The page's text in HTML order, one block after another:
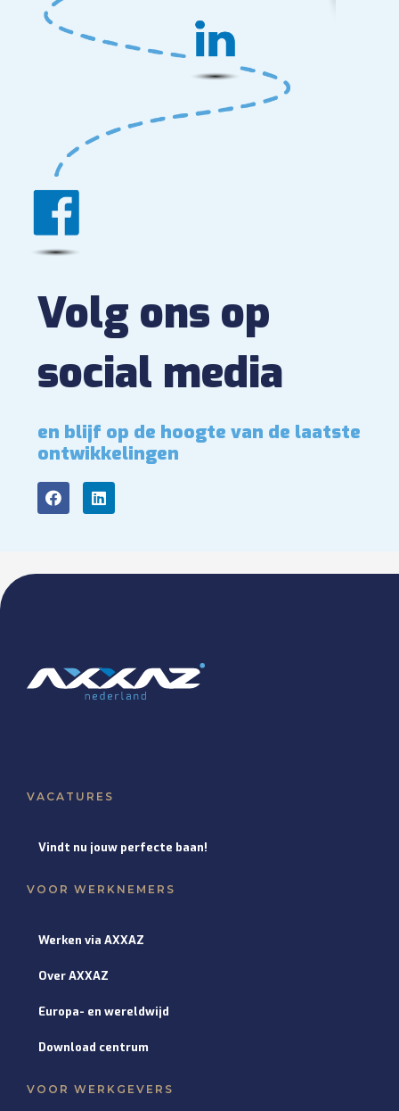
Volg ons op
social media
en blijf op de hoogte van de laatste
ontwikkelingen
VACATURES
Vindt nu jouw perfecte baan!
VOOR WERKNEMERS
Werken via AXXAZ
Over AXXAZ
Europa- en wereldwijd
Download centrum
VOOR WERKGEVERS